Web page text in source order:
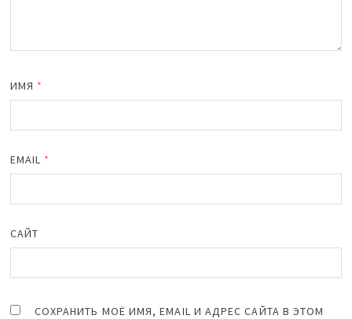
ИМЯ *
EMAIL *
САЙТ
СОХРАНИТЬ МОЁ ИМЯ, EMAIL И АДРЕС САЙТА В ЭТОМ